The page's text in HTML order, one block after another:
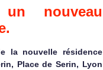
un nouveau
la nouvelle résidence
Place de Serin, Lyon